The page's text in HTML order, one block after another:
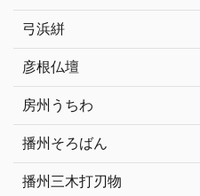
弓浜絣
彦根仏壇
房州うちわ
播州そろばん
播州三木打刃物